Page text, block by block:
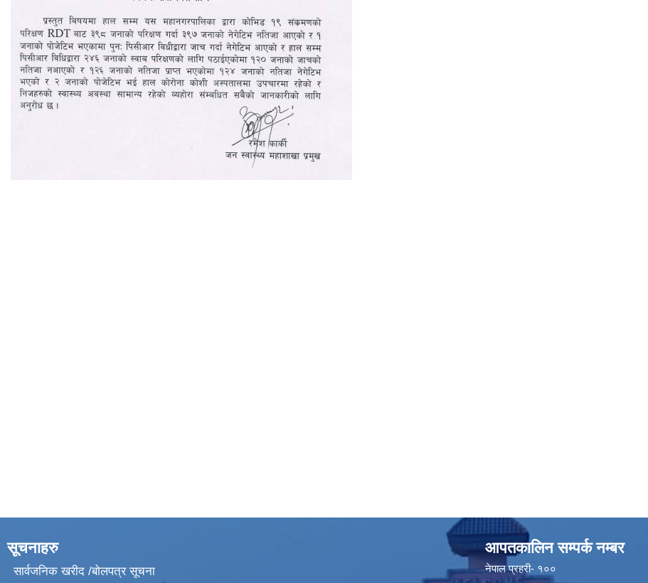
सूचनाहरु
सार्वजनिक खरीद /बोलपत्र सूचना
आपतकालिन सम्पर्क नम्बर
नेपाल प्रहरी- १००